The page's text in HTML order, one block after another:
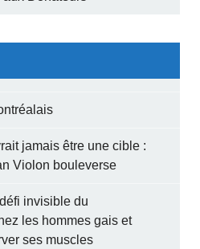
jamais être une cible :
Violon bouleverse
invisible du
les hommes gais et
ses muscles